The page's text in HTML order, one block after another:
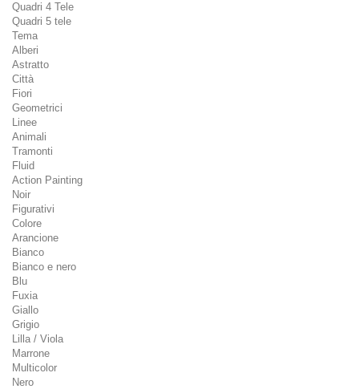
Quadri 4 Tele
Quadri 5 tele
Tema
Alberi
Astratto
Città
Fiori
Geometrici
Linee
Animali
Tramonti
Fluid
Action Painting
Noir
Figurativi
Colore
Arancione
Bianco
Bianco e nero
Blu
Fuxia
Giallo
Grigio
Lilla / Viola
Marrone
Multicolor
Nero